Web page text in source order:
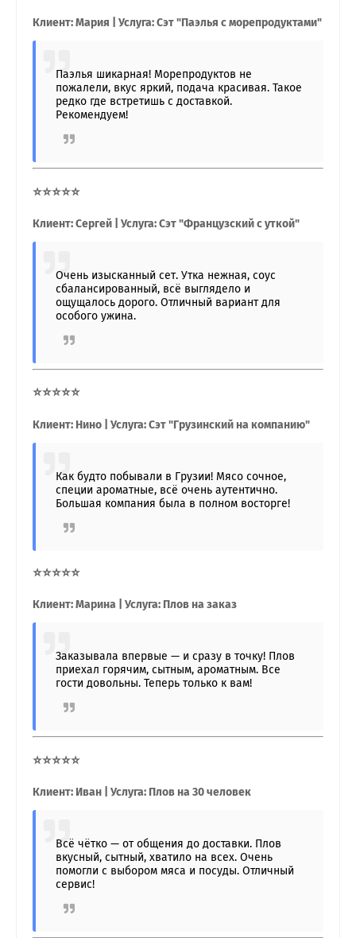
Клиент: Мария | Услуга: Сэт "Паэлья с морепродуктами"
Паэлья шикарная! Морепродуктов не
пожалели, вкус яркий, подача красивая. Такое
редко где встретишь с доставкой.
Рекомендуем!
⭐⭐⭐⭐⭐
Клиент: Сергей | Услуга: Сэт "Французский с уткой"
Очень изысканный сет. Утка нежная, соус
сбалансированный, всё выглядело и
ощущалось дорого. Отличный вариант для
особого ужина.
⭐⭐⭐⭐⭐
Клиент: Нино | Услуга: Сэт "Грузинский на компанию"
Как будто побывали в Грузии! Мясо сочное,
специи ароматные, всё очень аутентично.
Большая компания была в полном восторге!
⭐⭐⭐⭐⭐
Клиент: Марина | Услуга: Плов на заказ
Заказывала впервые — и сразу в точку! Плов
приехал горячим, сытным, ароматным. Все
гости довольны. Теперь только к вам!
⭐⭐⭐⭐⭐
Клиент: Иван | Услуга: Плов на 30 человек
Всё чётко — от общения до доставки. Плов
вкусный, сытный, хватило на всех. Очень
помогли с выбором мяса и посуды. Отличный
сервис!